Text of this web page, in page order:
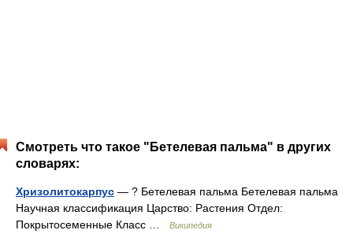
Смотреть что такое "Бетелевая пальма" в других
словарях:
Хризолитокарпус — ? Бетелевая пальма Бетелевая пальма
Научная классификация Царство: Растения Отдел:
Покрытосеменные Класс …
Википедия